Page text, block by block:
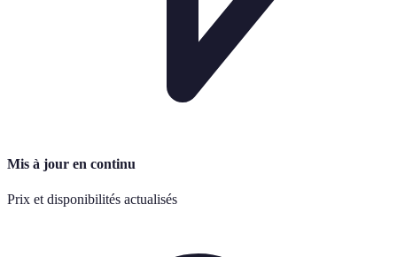
Mis à jour en continu
Prix et disponibilités actualisés